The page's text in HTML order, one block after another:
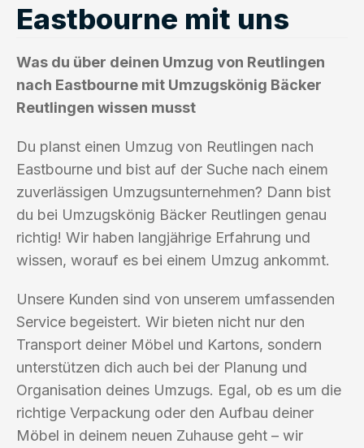
Eastbourne mit uns
Was du über deinen Umzug von Reutlingen
nach Eastbourne mit Umzugskönig Bäcker
Reutlingen wissen musst
Du planst einen Umzug von Reutlingen nach
Eastbourne und bist auf der Suche nach einem
zuverlässigen Umzugsunternehmen? Dann bist
du bei Umzugskönig Bäcker Reutlingen genau
richtig! Wir haben langjährige Erfahrung und
wissen, worauf es bei einem Umzug ankommt.
Unsere Kunden sind von unserem umfassenden
Service begeistert. Wir bieten nicht nur den
Transport deiner Möbel und Kartons, sondern
unterstützen dich auch bei der Planung und
Organisation deines Umzugs. Egal, ob es um die
richtige Verpackung oder den Aufbau deiner
Möbel in deinem neuen Zuhause geht – wir